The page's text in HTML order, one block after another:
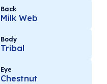
Back
Milk Web
Body
Tribal
Eye
Chestnut